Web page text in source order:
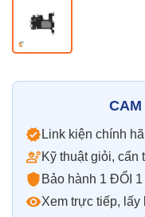
CAM
Link kiện chính
Kỹ thuật giỏi, cẩn
Bảo hành 1 ĐỔI
Xem trực tiếp, lấy